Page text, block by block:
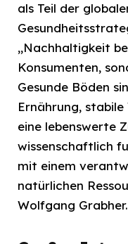
als Teil der
„Nachhaltigkeit
Konsumenten,
Gesunde Böden
Ernährung,
eine lebenswerte
wissenschaftlich
mit einem
natürlichen
Wolfgang Grabher.